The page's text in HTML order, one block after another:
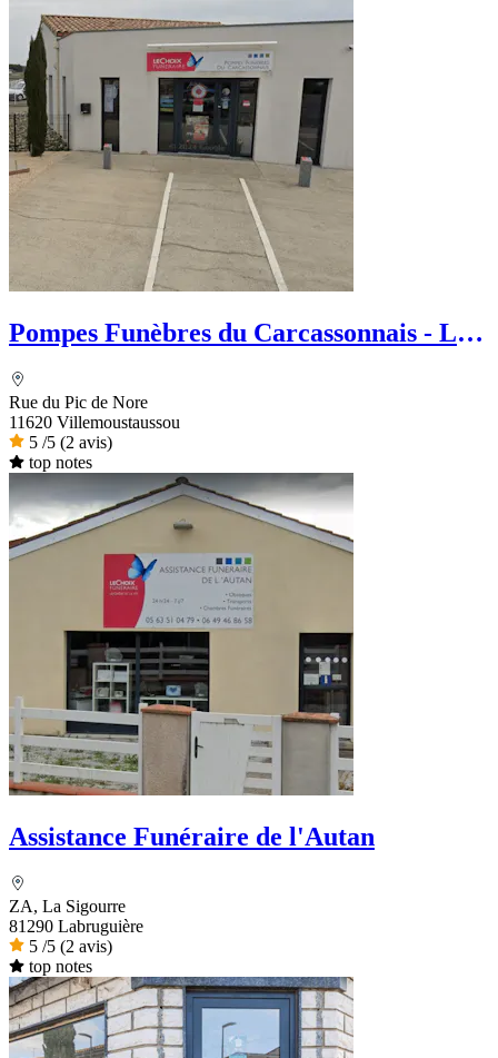
Pompes Funèbres du Carcassonnais - Le
Rue du Pic de Nore
11620 Villemoustaussou
5 /5 (2 avis)
top notes
Assistance Funéraire de l'Autan
ZA, La Sigourre
81290 Labruguière
5 /5 (2 avis)
top notes